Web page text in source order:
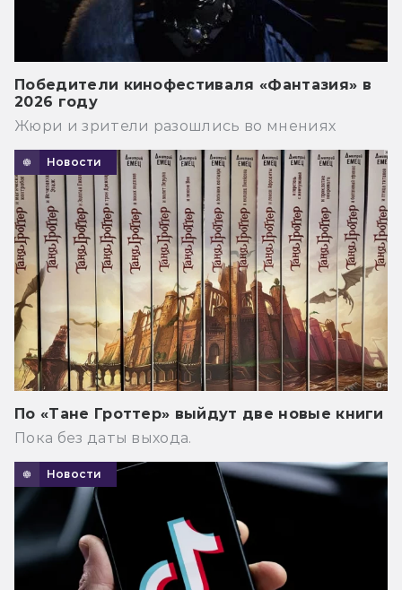
Победители кинофестиваля «Фантазия» в
2026 году
Жюри и зрители разошлись во мнениях
Новости
По «Тане Гроттер» выйдут две новые книги
Пока без даты выхода.
Новости